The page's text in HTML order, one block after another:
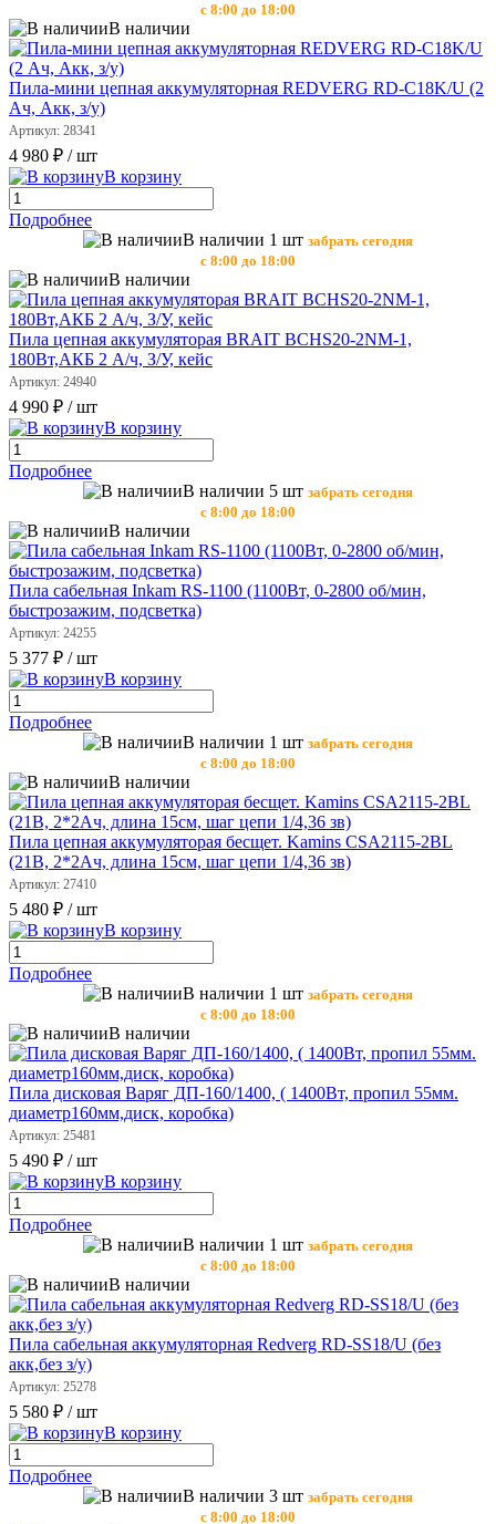
с 8:00 до 18:00
В наличии
Пила-мини цепная аккумуляторная REDVERG RD-C18K/U (2
Ач, Акк, з/у)
Артикул: 28341
4 980 ₽ / шт
В корзину
Подробнее
В наличии 1 шт забрать сегодня
с 8:00 до 18:00
В наличии
Пила цепная аккумуляторая BRAIT BCHS20-2NM-1,
180Вт,АКБ 2 А/ч, З/У, кейс
Артикул: 24940
4 990 ₽ / шт
В корзину
Подробнее
В наличии 5 шт забрать сегодня
с 8:00 до 18:00
В наличии
Пила сабельная Inkam RS-1100 (1100Вт, 0-2800 об/мин,
быстрозажим, подсветка)
Артикул: 24255
5 377 ₽ / шт
В корзину
Подробнее
В наличии 1 шт забрать сегодня
с 8:00 до 18:00
В наличии
Пила цепная аккумуляторая бесщет. Kamins CSA2115-2BL
(21В, 2*2Ач, длина 15см, шаг цепи 1/4,36 зв)
Артикул: 27410
5 480 ₽ / шт
В корзину
Подробнее
В наличии 1 шт забрать сегодня
с 8:00 до 18:00
В наличии
Пила дисковая Варяг ДП-160/1400, ( 1400Вт, пропил 55мм.
диаметр160мм,диск, коробка)
Артикул: 25481
5 490 ₽ / шт
В корзину
Подробнее
В наличии 1 шт забрать сегодня
с 8:00 до 18:00
В наличии
Пила сабельная аккумуляторная Redverg RD-SS18/U (без
акк,без з/у)
Артикул: 25278
5 580 ₽ / шт
В корзину
Подробнее
В наличии 3 шт забрать сегодня
с 8:00 до 18:00